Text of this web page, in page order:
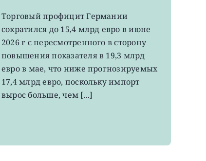
EWG:
немецкий
экспорт
вырос
4-
летнего
Торговый профицит Германии
сократился до 15,4 млрд евро в июне
2026 г с пересмотренного в сторону
повышения показателя в 19,3 млрд
евро в мае, что ниже прогнозируемых
17,4 млрд евро, поскольку импорт
вырос больше, чем [...]